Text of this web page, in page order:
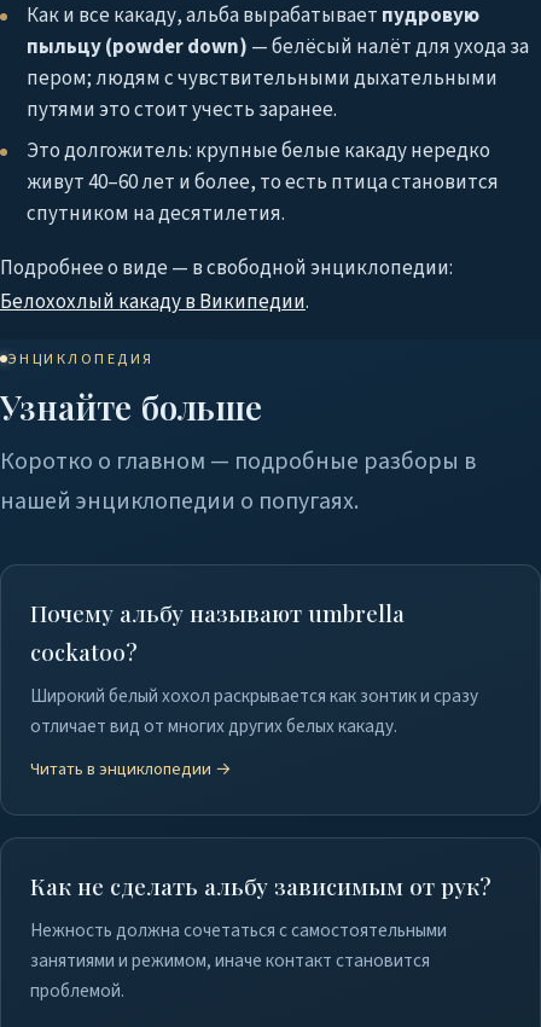
Как и все какаду, альба вырабатывает пудровую
пыльцу (powder down) — белёсый налёт для ухода за
пером; людям с чувствительными дыхательными
путями это стоит учесть заранее.
Это долгожитель: крупные белые какаду нередко
живут 40–60 лет и более, то есть птица становится
спутником на десятилетия.
Подробнее о виде — в свободной энциклопедии:
Белохохлый какаду в Википедии.
ЭНЦИКЛОПЕДИЯ
Узнайте больше
Коротко о главном — подробные разборы в
нашей энциклопедии о попугаях.
Почему альбу называют umbrella
cockatoo?
Широкий белый хохол раскрывается как зонтик и сразу
отличает вид от многих других белых какаду.
Читать в энциклопедии →
Как не сделать альбу зависимым от рук?
Нежность должна сочетаться с самостоятельными
занятиями и режимом, иначе контакт становится
проблемой.